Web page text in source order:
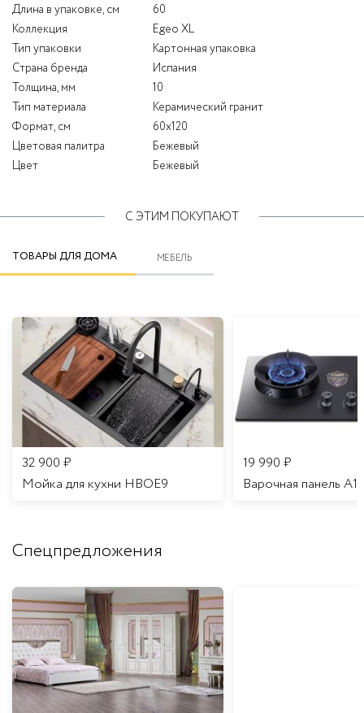
Длина в упаковке, см
60
Коллекция
Egeo XL
Тип упаковки
Картонная упаковка
Страна бренда
Испания
Толщина, мм
10
Тип материала
Керамический гранит
Формат, см
60x120
Цветовая палитра
Бежевый
Цвет
Бежевый
С ЭТИМ ПОКУПАЮТ
ТОВАРЫ ДЛЯ ДОМА МЕБЕЛЬ
32 900 ₽
Мойка для кухни HBOE9
19 990 ₽
Варочная панель A16
Спецпредложения